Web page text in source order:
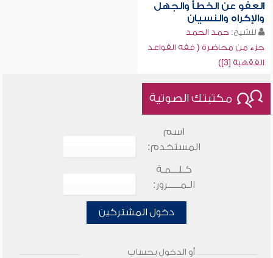
العفو عن الخطأ والجهل
والإكراه والنسيان
للشيخ: حمد الحمد
جزء من محاضرة ( فقه القواعد
الفقهية [3])
مكتبتك الصوتية
اسم
المستخدم:
كـلـــمـة
الـمـــــرور:
دخول المشتركين
أو الدخول بحساب